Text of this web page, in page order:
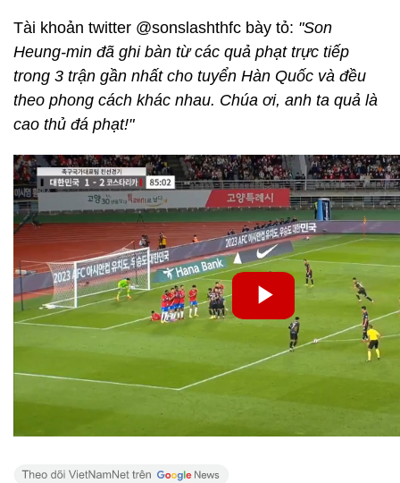
Tài khoản twitter @sonslashthfc bày tỏ: "Son
Heung-min đã ghi bàn từ các quả phạt trực tiếp
trong 3 trận gần nhất cho tuyển Hàn Quốc và đều
theo phong cách khác nhau. Chúa ơi, anh ta quả là
cao thủ đá phạt!"